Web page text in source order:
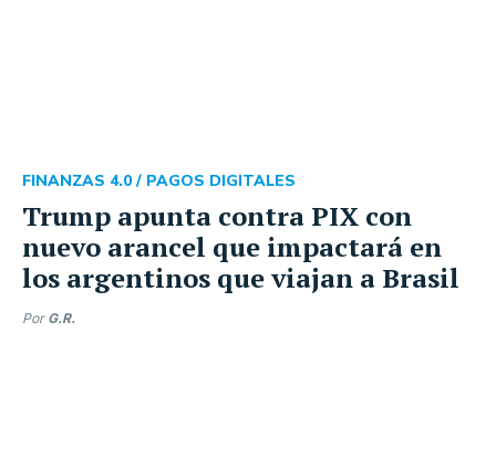
Trump apunta contra PIX con
nuevo arancel que impactará en
los argentinos que viajan a Brasil
FINANZAS 4.0 / PAGOS DIGITALES
Por G.R.